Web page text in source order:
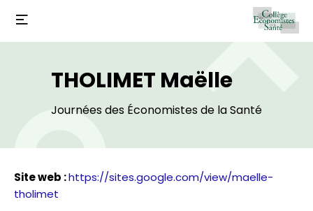
THOLIMET Maëlle
Journées des Économistes de la Santé
Site web :https://sites.google.com/view/maelle-
tholimet